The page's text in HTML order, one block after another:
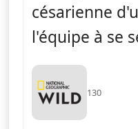
césarienne
l'équipe à se
130